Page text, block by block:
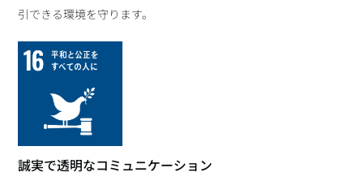
引できる環境を守ります。
誠実で透明なコミュニケーション